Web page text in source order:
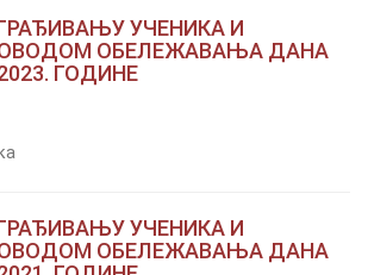
УЧЕНИКА И
ОБЕЛЕЖАВАЊА ДАНА
ГОДИНЕ
УЧЕНИКА И
ОБЕЛЕЖАВАЊА ДАНА